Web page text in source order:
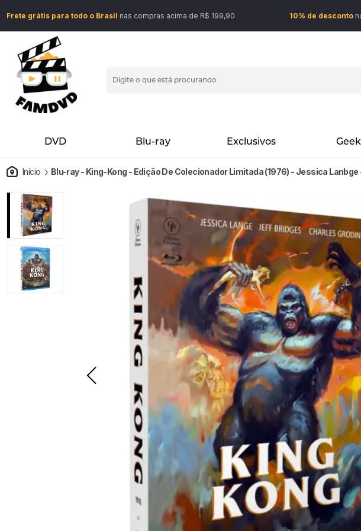
Frete grátis para todo o Brasil nas compras acima de R$ 199,90 10% de desconto
DVD Blu-ray Exclusivos Geek
Início Blu-ray - King-Kong - Edição De Colecionador Limitada (1976) - Jessica